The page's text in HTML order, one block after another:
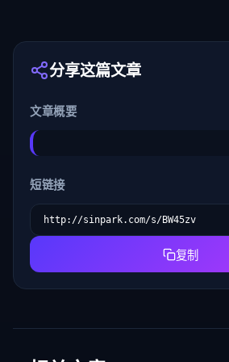
分享这篇文章
文章概要
短链接
复制